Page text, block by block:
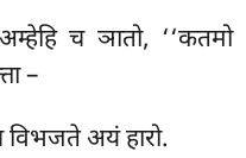
अम्हेहि च ञातो, ‘‘कतमो
–
विभजते अयं हारो.